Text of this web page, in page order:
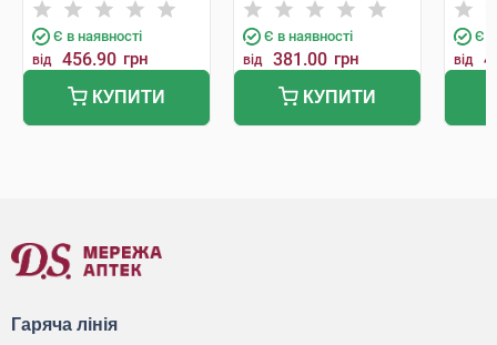
Є в наявності
від 456.90 грн
КУПИТИ
Є в наявності
від 381.00 грн
КУПИТИ
Є в
від
Гаряча лінія